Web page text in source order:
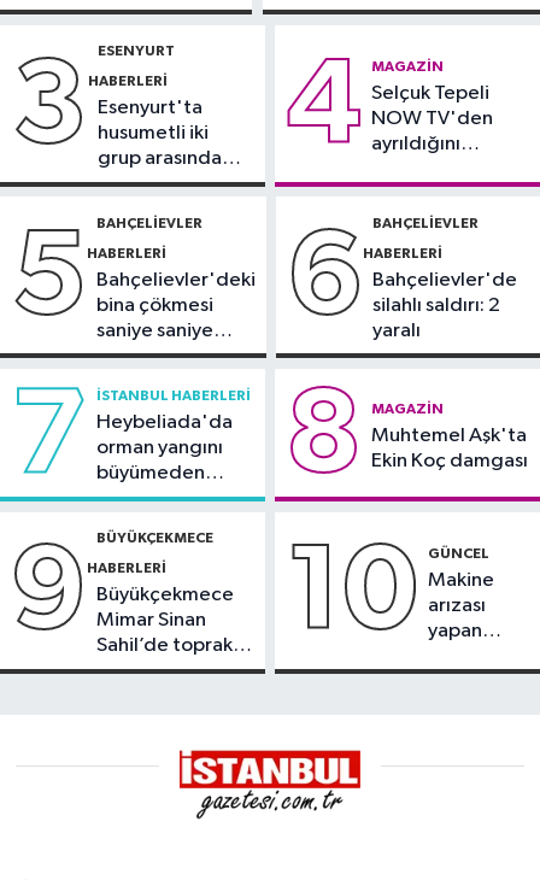
çeşmeleri birer birer ayağa
Avrupa Şampiyonası'na Riva'da
hazırlanıyor
sırasında 2 bina tahliye edildi
Sürücü
yoğun bakımda
3 ESENYURT
HABERLERI
Esenyurt'ta
husumetli iki
grup arasında
silahlı kavga
4 MAGAZIN
Selçuk Tepeli
NOW TV'den
ayrıldığını
5 BAHÇELIEVLER
HABERLERI
Bahçelievler'deki
bina çökmesi
saniye saniye
görüntülendi
6 BAHÇELIEVLER
HABERLERI
Bahçelievler'de
silahlı saldırı: 2
yaralı
7 İSTANBUL HABERLERI
Heybeliada'da
orman yangını
büyümeden
söndürüldü
8 MAGAZIN
Muhtemel Aşk'ta
Ekin Koç damgası
9 BÜYÜKÇEKMECE
HABERLERI
Büyükçekmece
Mimar Sinan
Sahil’de toprak
kayması
10 GÜNCEL
Makine
arızası
yapan